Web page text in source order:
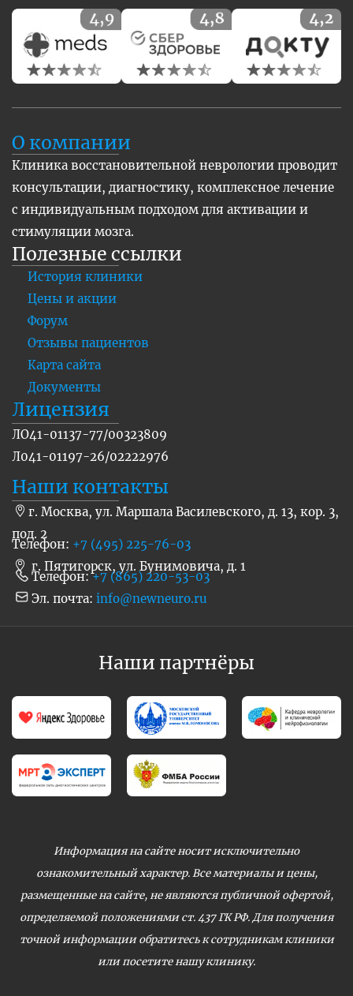
О компании
Клиника восстановительной неврологии проводит
консультации, диагностику, комплексное лечение
с индивидуальным подходом для активации и
стимуляции мозга.
Полезные ссылки
История клиники
Цены и акции
Форум
Отзывы пациентов
Карта сайта
Документы
Лицензия
ЛО41-01137-77/00323809
Л041-01197-26/02222976
Наши контакты
г. Москва, ул. Маршала Василевского, д. 13, кор. 3,
под. 2
Телефон: +7 (495) 225-76-03
г. Пятигорск, ул. Бунимовича, д. 1
Телефон:+7 (865) 220-53-03
Эл. почта: info@newneuro.ru
Наши партнёры
Информация на сайте носит исключительно
ознакомительный характер. Все материалы и цены,
размещенные на сайте, не являются публичной офертой,
определяемой положениями ст. 437 ГК РФ. Для получения
точной информации обратитесь к сотрудникам клиники
или посетите нашу клинику.